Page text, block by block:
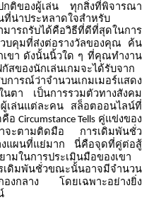
ติของผู้เล่น
ทุกสิ่งที่พิจารณา
น่าประหลาดใจสำหรับ
ารถรับได้คือวิธีที่ดีที่สุดในการ
บคุมที่ส่งต่อรางวัลของคุณ
ค้น
ขา ดังนั้นนิ้วใด ๆ ที่คุณทำงาน
สของนักเล่นเกมจะได้รับจาก
การณ์ว่าจำนวนเกมเมอร์แสดง
นตา
เป็นการรวมตัวทางสังคม
ผู้เล่นแต่ละคน
สล็อตออนไลน์ที่
คือ Circumstance Tells คู่แข่งของ
จะตามติดมือ
การเดิมพันชั่ว
แผนที่แย่มาก
นี่คือจุดที่คู่ต่อสู้
มในการประเมินมือของเขา
เดิมพันชั่วขณะนั้นอาจมีจำนวน
องกลาง
โดยเฉพาะอย่างยิ่ง